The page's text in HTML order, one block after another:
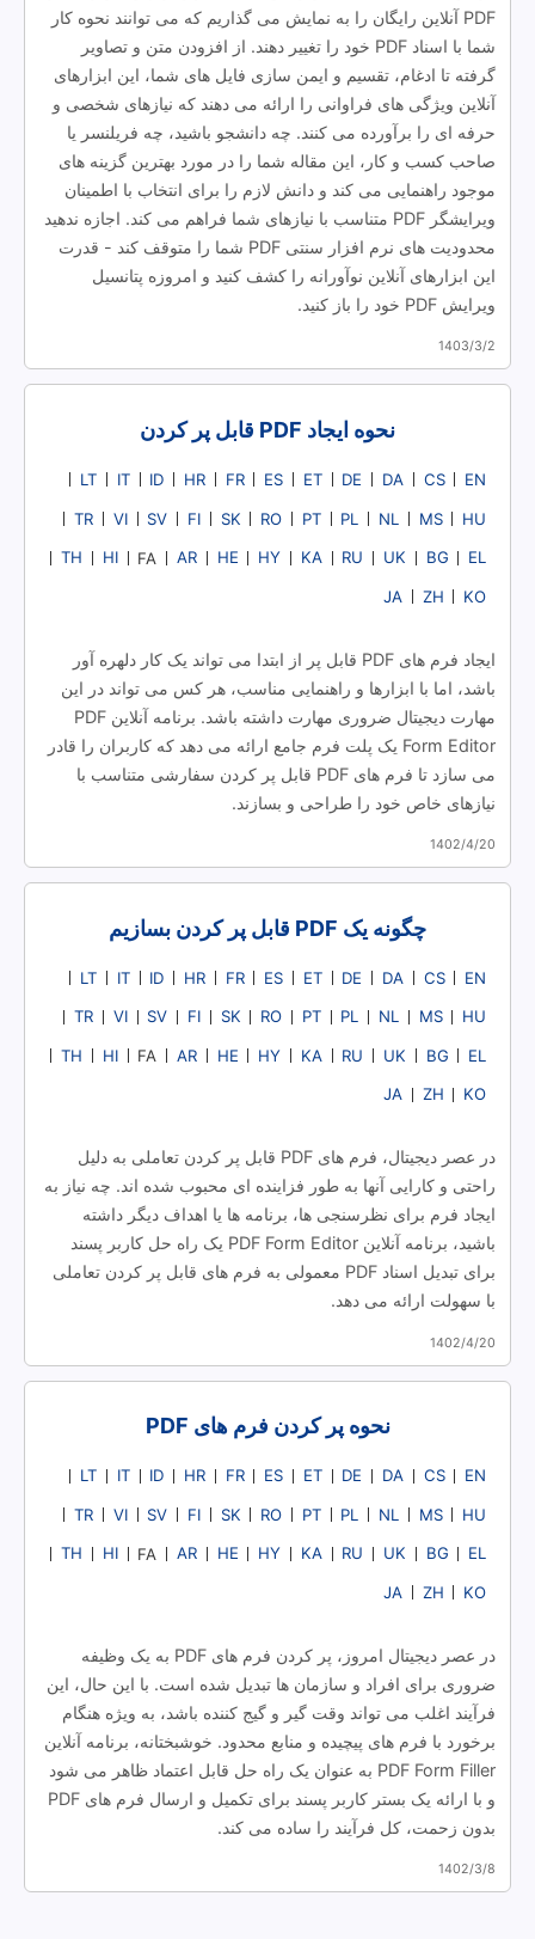
PDF آنلاین رایگان را به نمایش می گذاریم که می توانند نحوه کار
شما با اسناد PDF خود را تغییر دهند. از افزودن متن و تصاویر
گرفته تا ادغام، تقسیم و ایمن سازی فایل های شما، این ابزارهای
آنلاین ویژگی های فراوانی را ارائه می دهند که نیازهای شخصی و
حرفه ای را برآورده می کنند. چه دانشجو باشید، چه فریلنسر یا
صاحب کسب و کار، این مقاله شما را در مورد بهترین گزینه های
موجود راهنمایی می کند و دانش لازم را برای انتخاب با اطمینان
ویرایشگر PDF متناسب با نیازهای شما فراهم می کند. اجازه ندهید
محدودیت های نرم افزار سنتی PDF شما را متوقف کند - قدرت
این ابزارهای آنلاین نوآورانه را کشف کنید و امروزه پتانسیل
ویرایش PDF خود را باز کنید.
1403/3/2
نحوه ایجاد PDF قابل پر کردن
EN
CS
DA
DE
ET
ES
FR
HR
ID
IT
LT
HU
MS
NL
PL
PT
RO
SK
FI
SV
VI
TR
EL
BG
UK
RU
KA
HY
HE
AR
FA
HI
TH
KO
ZH
JA
ایجاد فرم های PDF قابل پر از ابتدا می تواند یک کار دلهره آور
باشد، اما با ابزارها و راهنمایی مناسب، هر کس می تواند در این
مهارت دیجیتال ضروری مهارت داشته باشد. برنامه آنلاین PDF
Form Editor یک پلت فرم جامع ارائه می دهد که کاربران را قادر
می سازد تا فرم های PDF قابل پر کردن سفارشی متناسب با
نیازهای خاص خود را طراحی و بسازند.
1402/4/20
چگونه یک PDF قابل پر کردن بسازیم
EN
CS
DA
DE
ET
ES
FR
HR
ID
IT
LT
HU
MS
NL
PL
PT
RO
SK
FI
SV
VI
TR
EL
BG
UK
RU
KA
HY
HE
AR
FA
HI
TH
KO
ZH
JA
در عصر دیجیتال، فرم های PDF قابل پر کردن تعاملی به دلیل
راحتی و کارایی آنها به طور فزاینده ای محبوب شده اند. چه نیاز به
ایجاد فرم برای نظرسنجی ها، برنامه ها یا اهداف دیگر داشته
باشید، برنامه آنلاین PDF Form Editor یک راه حل کاربر پسند
برای تبدیل اسناد PDF معمولی به فرم های قابل پر کردن تعاملی
با سهولت ارائه می دهد.
1402/4/20
نحوه پر کردن فرم های PDF
EN
CS
DA
DE
ET
ES
FR
HR
ID
IT
LT
HU
MS
NL
PL
PT
RO
SK
FI
SV
VI
TR
EL
BG
UK
RU
KA
HY
HE
AR
FA
HI
TH
KO
ZH
JA
در عصر دیجیتال امروز، پر کردن فرم های PDF به یک وظیفه
ضروری برای افراد و سازمان ها تبدیل شده است. با این حال، این
فرآیند اغلب می تواند وقت گیر و گیج کننده باشد، به ویژه هنگام
برخورد با فرم های پیچیده و منابع محدود. خوشبختانه، برنامه آنلاین
PDF Form Filler به عنوان یک راه حل قابل اعتماد ظاهر می شود
و با ارائه یک بستر کاربر پسند برای تکمیل و ارسال فرم های PDF
بدون زحمت، کل فرآیند را ساده می کند.
1402/3/8